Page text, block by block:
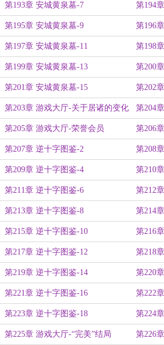
第193章 安城黄泉墓-7 第194
第195章 安城黄泉墓-9 第196
第197章 安城黄泉墓-11 第198
第199章 安城黄泉墓-13 第200
第201章 安城黄泉墓-15 第202
开
第203章 游戏大厅-关于居诸的变化 第204
第205章 游戏大厅-荣誉会员 第206
第207章 逆十字图鉴-2 第208
第209章 逆十字图鉴-4 第210
第211章 逆十字图鉴-6 第212
第213章 逆十字图鉴-8 第214
第215章 逆十字图鉴-10 第216
第217章 逆十字图鉴-12 第218
第219章 逆十字图鉴-14 第220
第221章 逆十字图鉴-16 第222
第223章 逆十字图鉴-18 第224
第225章 游戏大厅-“完美”结局 第226